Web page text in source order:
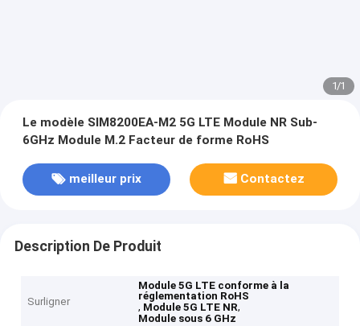
1/1
Le modèle SIM8200EA-M2 5G LTE Module NR Sub-
6GHz Module M.2 Facteur de forme RoHS
meilleur prix Contactez
Description De Produit
Surligner
Module 5G LTE conforme à la
réglementation RoHS
, Module 5G LTE NR,
Module sous 6 GHz